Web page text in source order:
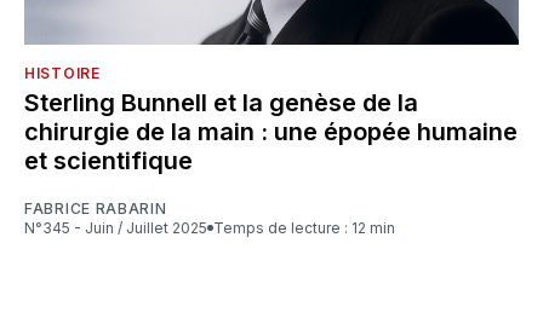
HISTOIRE
Sterling Bunnell et la genèse de la
chirurgie de la main : une épopée humaine
et scientifique
FABRICE RABARIN
N°345 - Juin / Juillet 2025
Temps de lecture : 12 min